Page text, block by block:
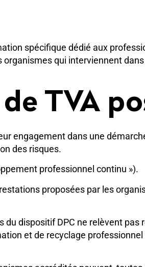
spécifique dédié aux
qui interviennent
TVA
engagement dans une
des risques.
professionnel continu »).
proposées par les
dispositif DPC ne relèvent
et de recyclage